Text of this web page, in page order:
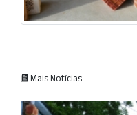
Mais Notícias